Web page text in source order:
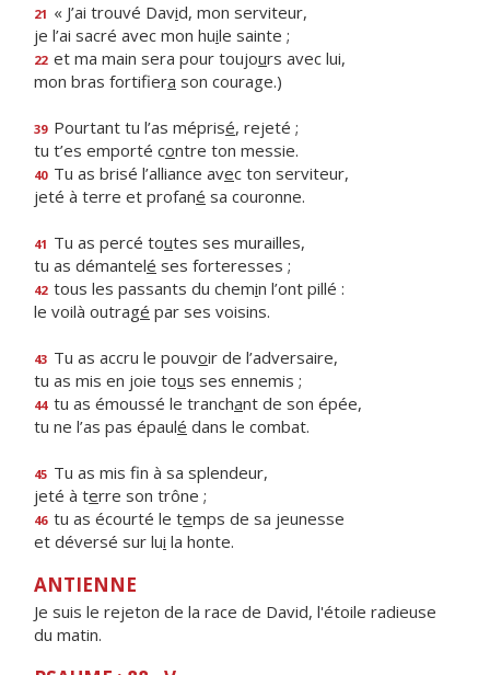
21 « J’ai trouvé David, mon serviteur,
je l’ai sacré avec mon huile sainte ;
22 et ma main sera pour toujours avec lui,
mon bras fortifiera son courage.)
39 Pourtant tu l’as méprisé, rejeté ;
tu t’es emporté contre ton messie.
40 Tu as brisé l’alliance avec ton serviteur,
jeté à terre et profané sa couronne.
41 Tu as percé toutes ses murailles,
tu as démantelé ses forteresses ;
42 tous les passants du chemin l’ont pillé :
le voilà outragé par ses voisins.
43 Tu as accru le pouvoir de l’adversaire,
tu as mis en joie tous ses ennemis ;
44 tu as émoussé le tranchant de son épée,
tu ne l’as pas épaulé dans le combat.
45 Tu as mis fn à sa splendeur,
jeté à terre son trône ;
46 tu as écourté le temps de sa jeunesse
et déversé sur lui la honte.
ANTIENNE
Je suis le rejeton de la race de David, l'étoile radieuse
du matin.